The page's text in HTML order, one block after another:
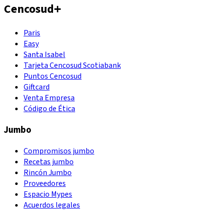
Cencosud+
Paris
Easy
Santa Isabel
Tarjeta Cencosud Scotiabank
Puntos Cencosud
Giftcard
Venta Empresa
Código de Ética
Jumbo
Compromisos jumbo
Recetas jumbo
Rincón Jumbo
Proveedores
Espacio Mypes
Acuerdos legales